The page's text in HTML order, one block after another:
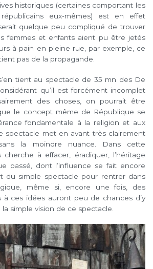
historiques (certaines comportant les
eux-mêmes) est en effet
quelque peu compliqué de trouver
femmes et enfants aient pu être jetés
à pain en pleine rue, par exemple, ce
pas de la propagande.
tient au spectacle de 35 mn des De
qu’il est forcément incomplet
des choses, on pourrait être
le concept même de République se
fondamentale à la religion et aux
spectacle met en avant très clairement
la moindre nuance. Dans cette
à effacer, éradiquer, l’héritage
passé, dont l’influence se fait encore
du simple spectacle pour rentrer dans
même si, encore une fois, des
à ces idées auront peu de chances d’y
simple vision de ce spectacle.